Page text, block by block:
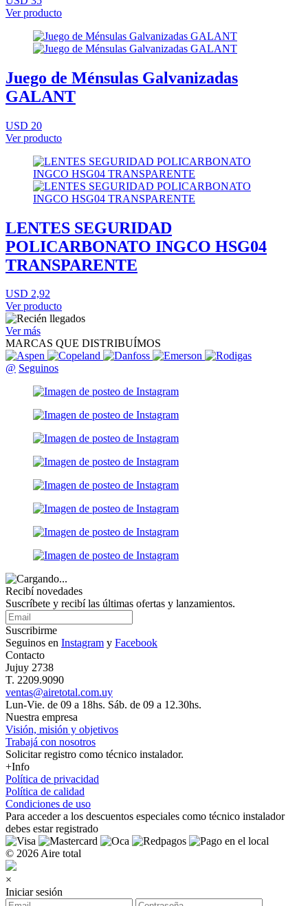
Ver producto
Juego de Ménsulas Galvanizadas
GALANT
USD 20
Ver producto
LENTES SEGURIDAD
POLICARBONATO INGCO HSG04
TRANSPARENTE
USD 2,92
Ver producto
Ver más
MARCAS QUE DISTRIBUÍMOS
@ Seguinos
Recibí novedades
Suscríbete y recibí las últimas ofertas y lanzamientos.
Suscribirme
Seguinos en Instagram y Facebook
Contacto
Jujuy 2738
T. 2209.9090
ventas@airetotal.com.uy
Lun-Vie. de 09 a 18hs. Sáb. de 09 a 12.30hs.
Nuestra empresa
Visión, misión y objetivos
Trabajá con nosotros
Solicitar registro como técnico instalador.
+Info
Política de privacidad
Política de calidad
Condiciones de uso
Para acceder a los descuentos especiales como técnico instalador
debes estar registrado
© 2026 Aire total
×
Iniciar sesión